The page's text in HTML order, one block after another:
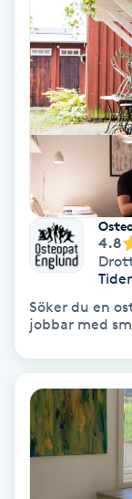
Powder brows
Power Yoga
PRP (Platelet
PRX-T33
Psoriasis
Radiofrekvens
Rakning
Reflexologi
4.8
Söker du en
jobbar med